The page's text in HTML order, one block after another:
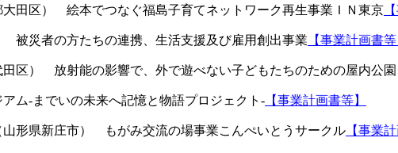
田区） 絵本でつなぐ福島子育てネットワーク再生事業ＩＮ東京
被災者の方たちの連携、生活支援及び雇用創出事業 【事業計画書等
区） 放射能の影響で、外で遊べない子どもたちのための屋内公園
ム-までいの未来へ記憶と物語プロジェクト- 【事業計画書等】
形県新庄市） もがみ交流の場事業こんぺいとうサークル 【事業